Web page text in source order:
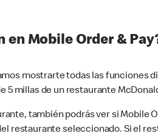
Mobile Order &
mostrarte todas las funciones
5 millas de un restaurante
también podrás ver si Mobile
restaurante seleccionado. Si el